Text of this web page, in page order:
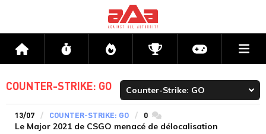
Accueil Flux Directs CompétitionsActu jeux
COUNTER-STRIKE: GO
13/07 COUNTER-STRIKE: GO 0 commentaires
Le Major 2021 de CSGO menacé de délocalisation